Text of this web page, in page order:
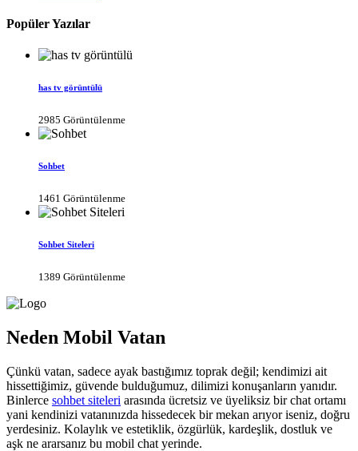
Popüler Yazılar
has tv görüntülü
2985 Görüntülenme
Sohbet
1461 Görüntülenme
Sohbet Siteleri
1389 Görüntülenme
Neden Mobil Vatan
Çünkü vatan, sadece ayak bastığımız toprak değil; kendimizi ait
hissettiğimiz, güvende bulduğumuz, dilimizi konuşanların yanıdır.
Binlerce sohbet siteleri arasında ücretsiz ve üyeliksiz bir chat ortamı
yani kendinizi vatanınızda hissedecek bir mekan arıyor iseniz, doğru
yerdesiniz. Kolaylık ve estetiklik, özgürlük, kardeşlik, dostluk ve
aşk ne ararsanız bu mobil chat yerinde.